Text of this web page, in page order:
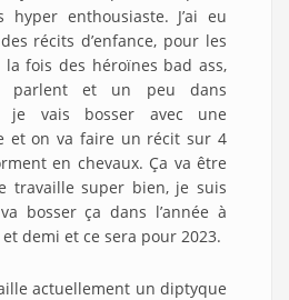
enthousiaste. J’ai eu
récits d’enfance, pour les
la fois des héroïnes bad ass,
parlent et un peu dans
je vais bosser avec une
et on va faire un récit sur 4
en chevaux. Ça va être
travaille super bien, je suis
bosser ça dans l’année à
demi et ce sera pour 2023.
actuellement un diptyque